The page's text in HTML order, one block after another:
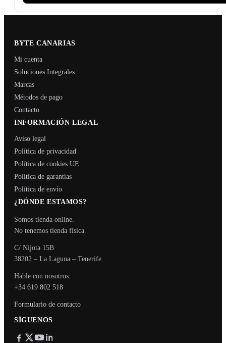
BYTE CANARIAS
Mi cuenta
Soluciones Integrales
Marcas
Métodos de pago
Contacto
INFORMACIÓN LEGAL
Aviso legal
Política de privacidad
Política de cookies UE
Política de garantías
Política de envío
¿DÓNDE ESTAMOS?
Somos tienda online.
No tenemos tienda física.
C/ Nijota 15B
38202 – La Laguna – Tenerife
Hable con nosotros:
+34 619 802 518
Formulario de contacto
SÍGUENOS